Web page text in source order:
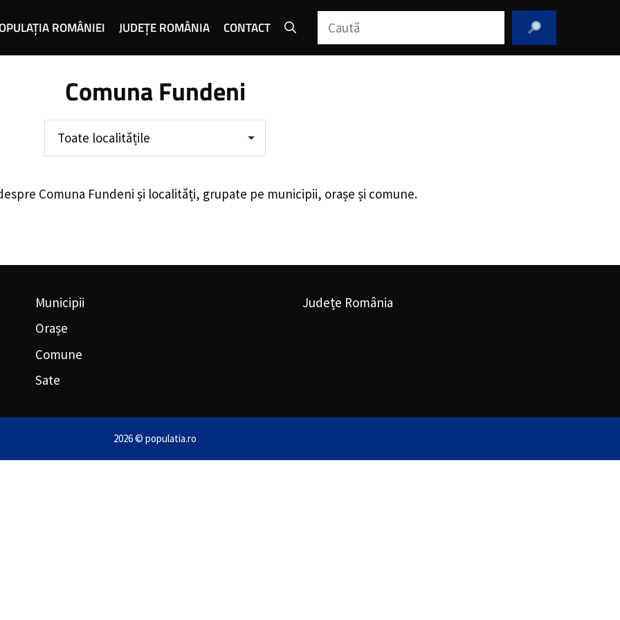
ROMÂNIEI JUDEȚE ROMÂNIA CONTACT Caută
Comuna Fundeni
Toate localitățile
Comuna Fundeni și localități, grupate pe municipii, orașe și comune.
Municipii
Orașe
Comune
Sate
Județe România
2026 © populatia.ro